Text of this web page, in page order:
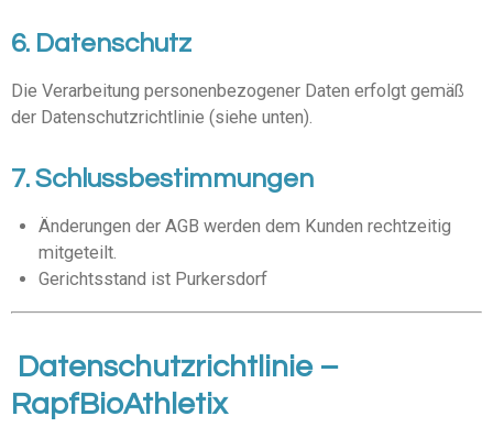
6. Datenschutz
Die Verarbeitung personenbezogener Daten erfolgt gemäß
der Datenschutzrichtlinie (siehe unten).
7. Schlussbestimmungen
Änderungen der AGB werden dem Kunden rechtzeitig
mitgeteilt.
Gerichtsstand istPurkersdorf
Datenschutzrichtlinie –
RapfBioAthletix